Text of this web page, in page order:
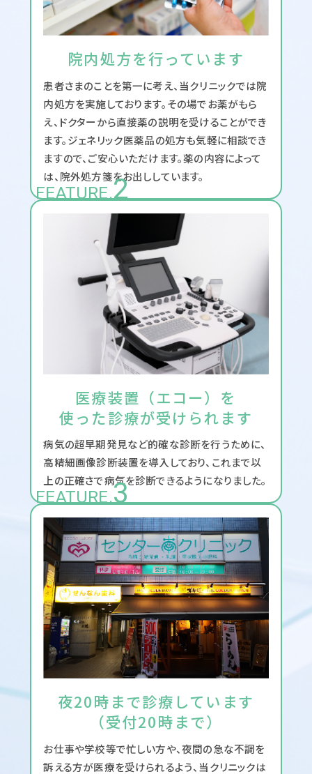
院内処方を行っています
患者さまのことを第一に考え、当クリニックでは院
内処方を実施しております。その場でお薬がもら
え、ドクターから直接薬の説明を受けることができ
ます。ジェネリック医薬品の処方も気軽に相談でき
ますので、ご安心いただけます。薬の内容によって
は、院外処方箋をお出ししています。
FEATURE.2
医療装置（エコー）を
使った診療が受けられます
病気の超早期発見など的確な診断を行うために、
高精細画像診断装置を導入しており、これまで以
上の正確さで病気を診断できるようになりました。
FEATURE.3
夜20時まで診療しています
（受付20時まで）
お仕事や学校等で忙しい方や、夜間の急な不調を
訴える方が医療を受けられるよう、当クリニックは